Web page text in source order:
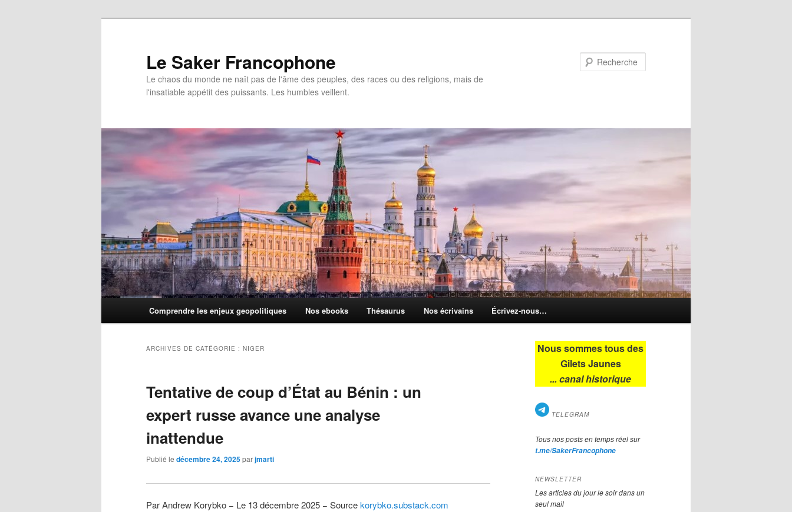
Le Saker Francophone
Le chaos du monde ne naît pas de l'âme des peuples, des races ou des religions, mais de
l'insatiable appétit des puissants. Les humbles veillent.
Comprendre les enjeux geopolitiques Nos ebooks Thésaurus Nos écrivains Écrivez-nous…
ARCHIVES DE CATÉGORIE : NIGER
Tentative de coup d’État au Bénin : un
expert russe avance une analyse
inattendue
Publié le décembre 24, 2025parjmarti
Par Andrew Korybko − Le 13 décembre 2025 − Sourcekorybko.substack.com
Nous sommes tous des
Gilets Jaunes
... canal historique
TELEGRAM
Tous nos posts en temps réel sur
t.me/SakerFrancophone
NEWSLETTER
Les articles du jour le soir dans un
seul mail